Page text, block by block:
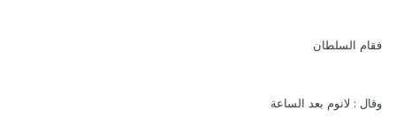
فقام السلطان
وقال : لانوم بعد الساعة